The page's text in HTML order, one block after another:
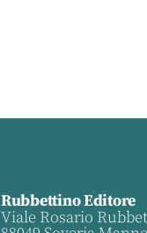
Rubbettino Editore
Viale Rosario